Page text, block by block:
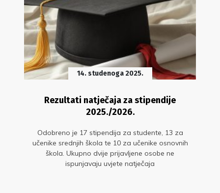
14. studenoga 2025.
Rezultati natječaja za stipendije
2025./2026.
Odobreno je 17 stipendija za studente, 13 za
učenike srednjih škola te 10 za učenike osnovnih
škola. Ukupno dvije prijavljene osobe ne
ispunjavaju uvjete natječaja